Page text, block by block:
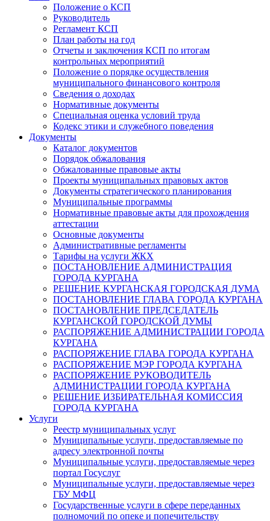
Положение о КСП
Руководитель
Регламент КСП
План работы на год
Отчеты и заключения КСП по итогам
контрольных мероприятий
Положение о порядке осуществления
муниципального финансового контроля
Сведения о доходах
Нормативные документы
Специальная оценка условий труда
Кодекс этики и служебного поведения
Документы
Каталог документов
Порядок обжалования
Обжалованные правовые акты
Проекты муниципальных правовых актов
Документы стратегического планирования
Муниципальные программы
Нормативные правовые акты для прохождения
аттестации
Основные документы
Административные регламенты
Тарифы на услуги ЖКХ
ПОСТАНОВЛЕНИЕ АДМИНИСТРАЦИЯ
ГОРОДА КУРГАНА
РЕШЕНИЕ КУРГАНСКАЯ ГОРОДСКАЯ ДУМА
ПОСТАНОВЛЕНИЕ ГЛАВА ГОРОДА КУРГАНА
ПОСТАНОВЛЕНИЕ ПРЕДСЕДАТЕЛЬ
КУРГАНСКОЙ ГОРОДСКОЙ ДУМЫ
РАСПОРЯЖЕНИЕ АДМИНИСТРАЦИИ ГОРОДА
КУРГАНА
РАСПОРЯЖЕНИЕ ГЛАВА ГОРОДА КУРГАНА
РАСПОРЯЖЕНИЕ МЭР ГОРОДА КУРГАНА
РАСПОРЯЖЕНИЕ РУКОВОДИТЕЛЬ
АДМИНИСТРАЦИИ ГОРОДА КУРГАНА
РЕШЕНИЕ ИЗБИРАТЕЛЬНАЯ КОМИССИЯ
ГОРОДА КУРГАНА
Услуги
Реестр муниципальных услуг
Муниципальные услуги, предоставляемые по
адресу электронной почты
Муниципальные услуги, предоставляемые через
портал Госуслуг
Муниципальные услуги, предоставляемые через
ГБУ МФЦ
Государственные услуги в сфере переданных
полномочий по опеке и попечительству